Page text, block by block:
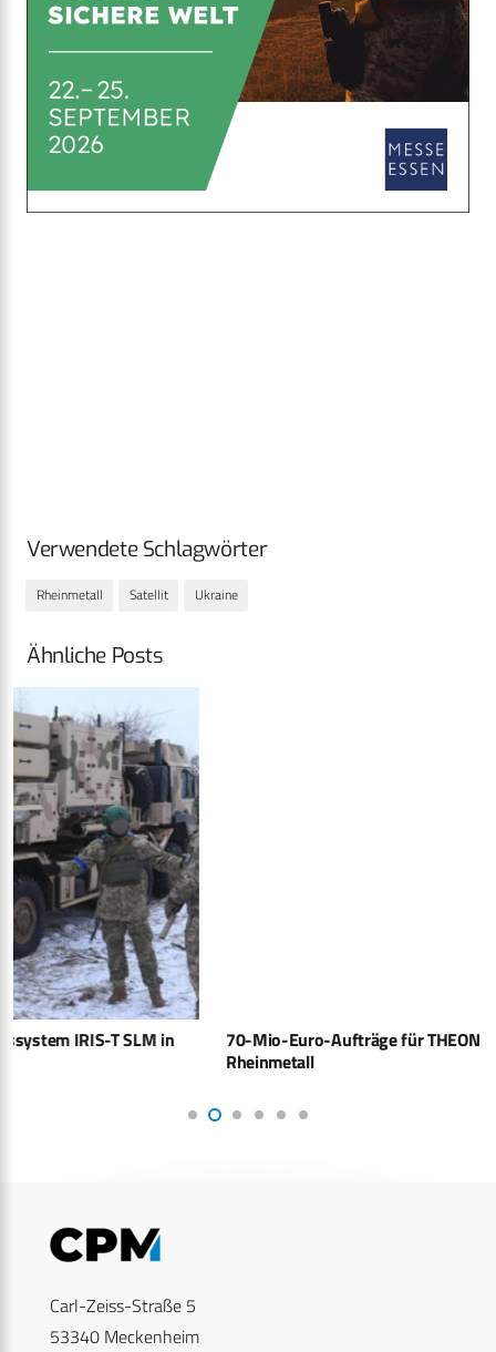
Verwendete Schlagwörter
Rheinmetall Satellit Ukraine
Ähnliche Posts
70-Mio-Euro-Aufträge für THEON – Großteil kommt von
Carl-Zeiss-Straße 5
53340 Meckenheim